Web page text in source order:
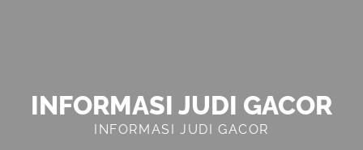
INFORMASI JUDI GACOR
INFORMASI JUDI GACOR